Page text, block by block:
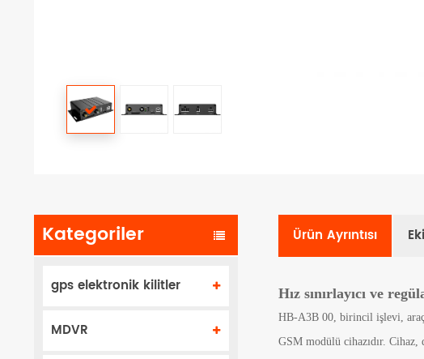
Kategoriler
gps elektronik kilitler
MDVR
Ürün Ayrıntısı
Hız sınırlayıcı ve
HB-A3B 00, birincil işlevi, araç
GSM modülü cihazıdır. Cihaz,